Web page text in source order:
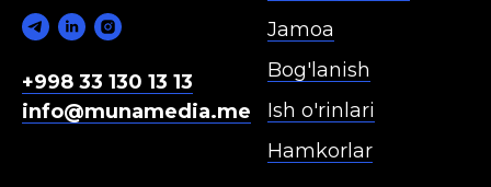
+998 33 130 13 13
info@munamedia.me
Jamoa
Bog'lanish
Ish o'rinlari
Hamkorlar